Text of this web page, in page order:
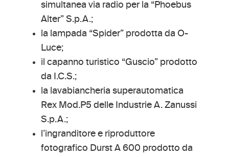
simultanea via radio per la “Phoebus
Alter” S.p.A.;
la lampada “Spider” prodotta da O-
Luce;
il capanno turistico “Guscio” prodotto
da I.C.S.;
la lavabiancheria superautomatica
Rex Mod.P5 delle Industrie A. Zanussi
S.p.A.;
l’ingranditore e riproduttore
fotografico Durst A 600 prodotto da